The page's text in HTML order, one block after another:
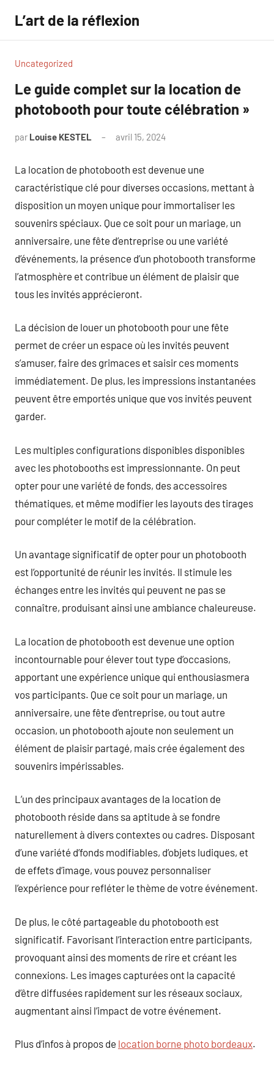
contenu
L’art de la réflexion
Uncategorized
Le guide complet sur la location de
photobooth pour toute célébration »
par Louise KESTEL avril 15, 2024
La location de photobooth est devenue une
caractéristique clé pour diverses occasions, mettant à
disposition un moyen unique pour immortaliser les
souvenirs spéciaux. Que ce soit pour un mariage, un
anniversaire, une fête d’entreprise ou une variété
d’événements, la présence d’un photobooth transforme
l’atmosphère et contribue un élément de plaisir que
tous les invités apprécieront.
La décision de louer un photobooth pour une fête
permet de créer un espace où les invités peuvent
s’amuser, faire des grimaces et saisir ces moments
immédiatement. De plus, les impressions instantanées
peuvent être emportés unique que vos invités peuvent
garder.
Les multiples configurations disponibles disponibles
avec les photobooths est impressionnante. On peut
opter pour une variété de fonds, des accessoires
thématiques, et même modifier les layouts des tirages
pour compléter le motif de la célébration.
Un avantage significatif de opter pour un photobooth
est l’opportunité de réunir les invités. Il stimule les
échanges entre les invités qui peuvent ne pas se
connaître, produisant ainsi une ambiance chaleureuse.
La location de photobooth est devenue une option
incontournable pour élever tout type d’occasions,
apportant une expérience unique qui enthousiasmera
vos participants. Que ce soit pour un mariage, un
anniversaire, une fête d’entreprise, ou tout autre
occasion, un photobooth ajoute non seulement un
élément de plaisir partagé, mais crée également des
souvenirs impérissables.
L’un des principaux avantages de la location de
photobooth réside dans sa aptitude à se fondre
naturellement à divers contextes ou cadres. Disposant
d’une variété d’fonds modifiables, d’objets ludiques, et
de effets d’image, vous pouvez personnaliser
l’expérience pour refléter le thème de votre événement.
De plus, le côté partageable du photobooth est
significatif. Favorisant l’interaction entre participants,
provoquant ainsi des moments de rire et créant les
connexions. Les images capturées ont la capacité
d’être diffusées rapidement sur les réseaux sociaux,
augmentant ainsi l’impact de votre événement.
Plus d’infos à propos de location borne photo bordeaux.